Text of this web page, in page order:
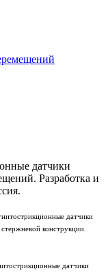
датчики
Разработка и
датчики
конструкции.
датчики